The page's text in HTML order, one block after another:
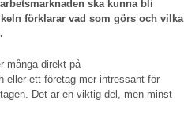
ska kunna bli
förklarar vad som görs och vilka
många direkt på
eller ett företag mer intressant för
Det är en viktig del, men minst